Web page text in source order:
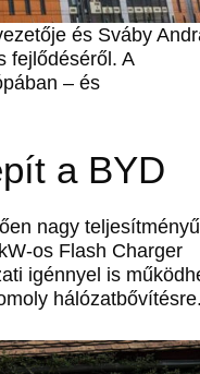
és Sváby
fejlődéséről. A
– és
a BYD
nagy teljesítményű
os Flash Charger
igénnyel is
hálózatbővítésre.